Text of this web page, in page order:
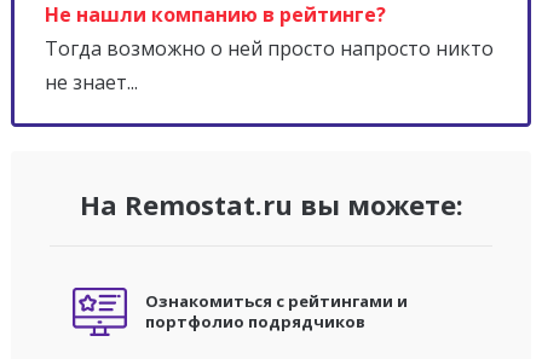
Не нашли компанию в рейтинге?
Тогда возможно о ней просто напросто никто
не знает...
На Remostat.ru вы можете:
Ознакомиться с рейтингами и
портфолио подрядчиков